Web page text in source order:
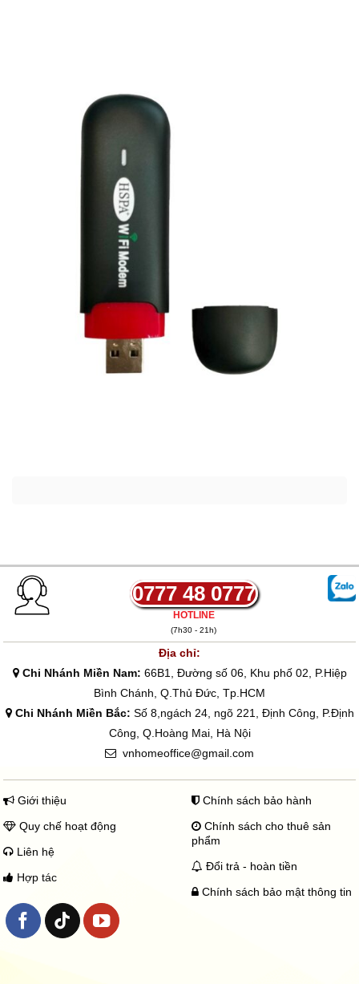
0777 48 0777
HOTLINE
(7h30 - 21h)
Địa chỉ:
Chi Nhánh Miền Nam: 66B1, Đường số 06, Khu phố 02, P.Hiệp
Bình Chánh, Q.Thủ Đức, Tp.HCM
Chi Nhánh Miền Bắc: Số 8,ngách 24, ngõ 221, Định Công, P.Định
Công, Q.Hoàng Mai, Hà Nội
vnhomeoffice@gmail.com
Giới thiệu
Quy chế hoạt động
Liên hệ
Hợp tác
Chính sách bảo hành
Chính sách cho thuê sản
phẩm
Đổi trả - hoàn tiền
Chính sách bảo mật thông tin